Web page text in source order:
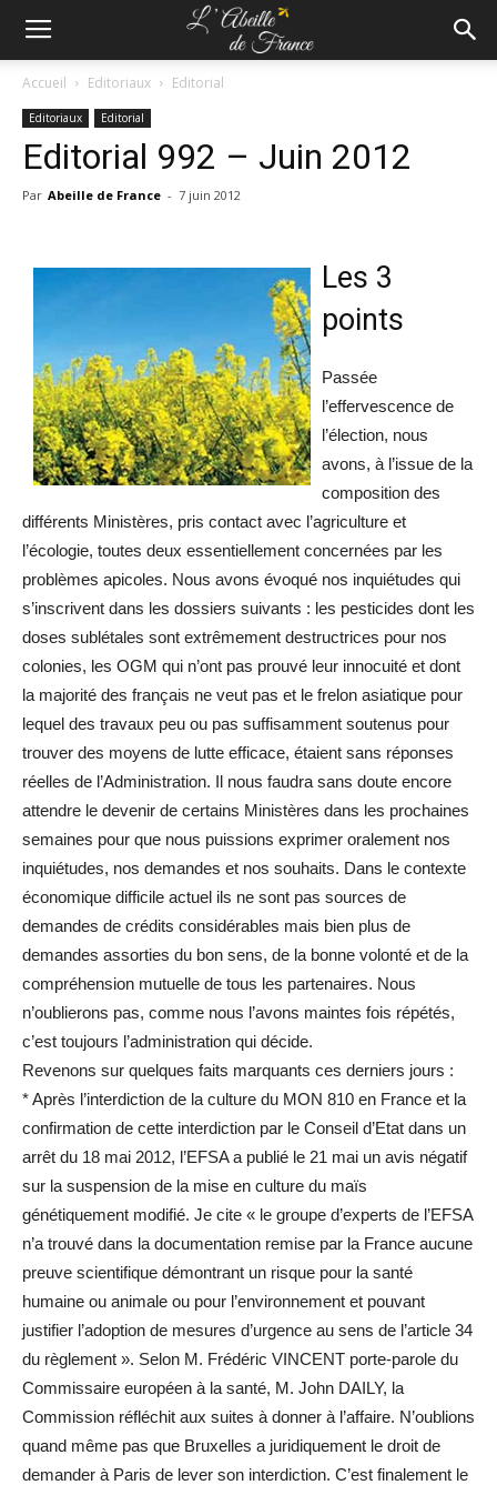
Accueil Editoriaux Editorial
Editoriaux Editorial
Editorial 992 – Juin 2012
Par Abeille de France - 7 juin 2012
Les 3
points
Passée
l’effervescence de
l’élection, nous
avons, à l’issue de la
composition des
différents Ministères, pris contact avec l’agriculture et
l’écologie, toutes deux essentiellement concernées par les
problèmes apicoles. Nous avons évoqué nos inquiétudes qui
s’inscrivent dans les dossiers suivants : les pesticides dont les
doses sublétales sont extrêmement destructrices pour nos
colonies, les OGM qui n’ont pas prouvé leur innocuité et dont
la majorité des français ne veut pas et le frelon asiatique pour
lequel des travaux peu ou pas suffisamment soutenus pour
trouver des moyens de lutte efficace, étaient sans réponses
réelles de l’Administration. Il nous faudra sans doute encore
attendre le devenir de certains Ministères dans les prochaines
semaines pour que nous puissions exprimer oralement nos
inquiétudes, nos demandes et nos souhaits. Dans le contexte
économique difficile actuel ils ne sont pas sources de
demandes de crédits considérables mais bien plus de
demandes assorties du bon sens, de la bonne volonté et de la
compréhension mutuelle de tous les partenaires. Nous
n’oublierons pas, comme nous l’avons maintes fois répétés,
c’est toujours l’administration qui décide.
Revenons sur quelques faits marquants ces derniers jours :
* Après l’interdiction de la culture du MON 810 en France et la
confirmation de cette interdiction par le Conseil d’Etat dans un
arrêt du 18 mai 2012, l’EFSA a publié le 21 mai un avis négatif
sur la suspension de la mise en culture du maïs
génétiquement modifié. Je cite « le groupe d’experts de l’EFSA
n’a trouvé dans la documentation remise par la France aucune
preuve scientifique démontrant un risque pour la santé
humaine ou animale ou pour l’environnement et pouvant
justifier l’adoption de mesures d’urgence au sens de l’article 34
du règlement ». Selon M. Frédéric VINCENT porte-parole du
Commissaire européen à la santé, M. John DAILY, la
Commission réfléchit aux suites à donner à l’affaire. N’oublions
quand même pas que Bruxelles a juridiquement le droit de
demander à Paris de lever son interdiction. C’est finalement le